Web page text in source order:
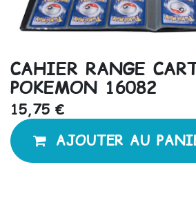
CAHIER RANGE
POKEMON 16082
15,75 €
AJOUTER AU